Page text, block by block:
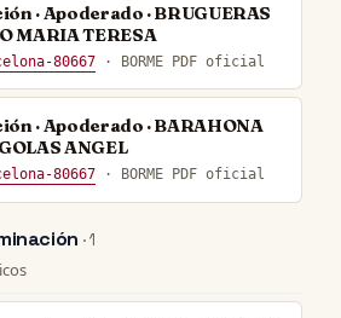
· Apoderado · BRUGUERAS
MARIA TERESA
80667 · BORME PDF oficial
· Apoderado · BARAHONA
ANGEL
80667 · BORME PDF oficial
· 1